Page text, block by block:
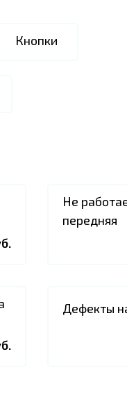
Кнопки
Не
передняя
Дефекты